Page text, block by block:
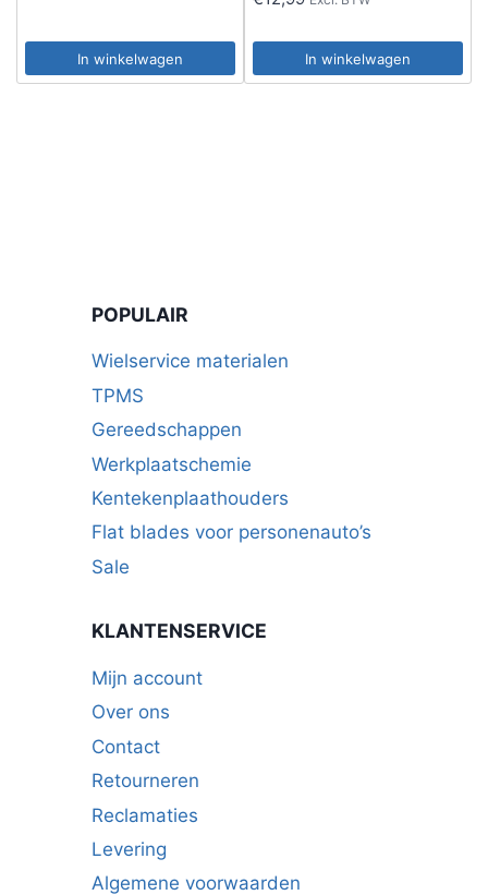
In winkelwagen In winkelwagen
POPULAIR
Wielservice materialen
TPMS
Gereedschappen
Werkplaatschemie
Kentekenplaathouders
Flat blades voor personenauto’s
Sale
KLANTENSERVICE
Mijn account
Over ons
Contact
Retourneren
Reclamaties
Levering
Algemene voorwaarden